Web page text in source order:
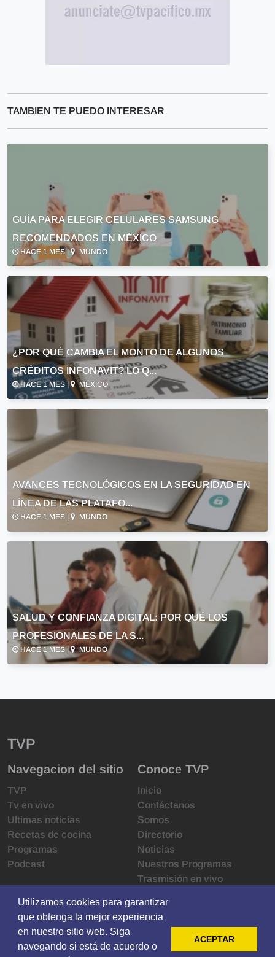
TAMBIEN TE PUEDO INTERESAR
GUÍA PARA ELEGIR CELULARES SAMSUNG
RECOMENDADOS EN MÉXICO
HACE 1 MES | MUNDO
¿POR QUÉ CAMBIA EL MONTO DE ALGUNOS
CRÉDITOS INFONAVIT? LO Q...
HACE 1 MES | MÉXICO
AVANCES TECNOLÓGICOS EN LA SEGURIDAD EN
LÍNEA DE LAS PLATAFO...
HACE 1 MES | MUNDO
SALUD Y CONFIANZA DIGITAL: POR QUÉ LOS
PROFESIONALES DE LA S...
HACE 1 MES | MUNDO
TVP
Navegacion del sitio
TVP
Tv en vivo
Ultimas noticias
Recetas de cocina
Programas
Podcast
Conoce TVP
Inicio
Contáctanos
Somos
Directorio
Noticias
Nuestros Programas
Trasmisión en vivo
Derechos de las audiencias
Código de ética
Redes sociales
Utilizamos cookies para garantizar
que obtenga la mejor experiencia
en nuestro sitio web. Siga
navegando si está de acuerdo o
ACEPTAR
Utilizamos cookies para garantizar
que obtenga la mejor experiencia
en nuestro sitio web. Siga
navegando si está de acuerdo o
ACEPTAR